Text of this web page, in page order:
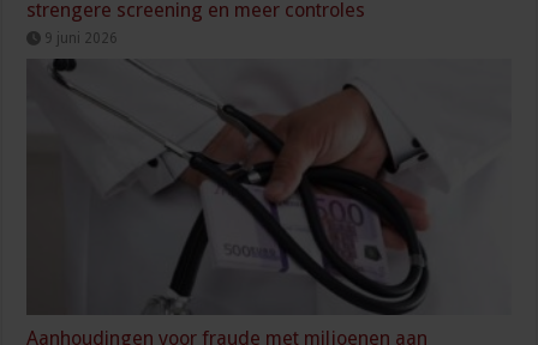
strengere screening en meer controles
9 juni 2026
Aanhoudingen voor fraude met miljoenen aan